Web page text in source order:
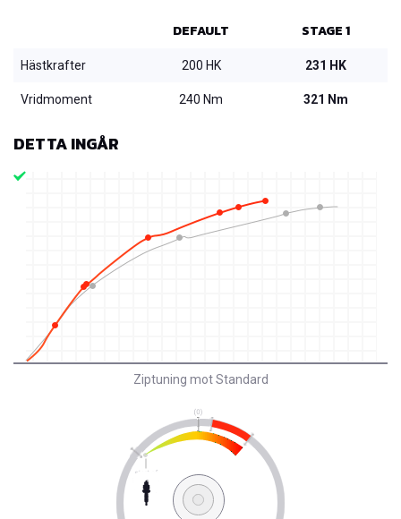
DEFAULT STAGE 1
Hästkrafter 200 HK 231 HK
Vridmoment 240 Nm 321 Nm
DETTA INGÅR
Ziptuning mot Standard